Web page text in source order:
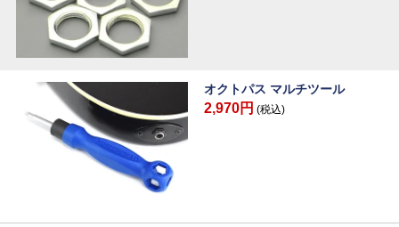
オクトパス マルチツール
2,970円 (税込)